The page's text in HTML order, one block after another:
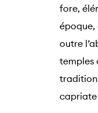
fore,
époque,
outre
temples
tradition
capriate